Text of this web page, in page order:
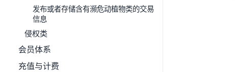
发布或者存储含有濒危动植物类的交易
信息
侵权类
会员体系
充值与计费